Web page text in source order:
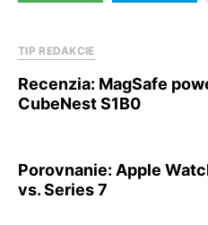
TIP REDAKCIE
Recenzia: MagSafe
CubeNest S1B0
Porovnanie: Apple
vs. Series 7